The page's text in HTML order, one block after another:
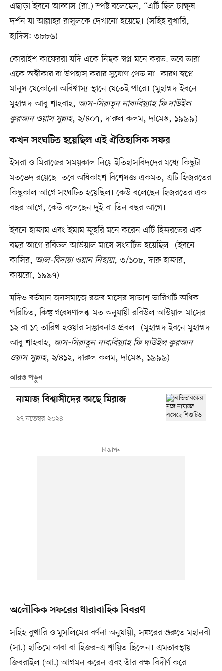
এছাড়া ইবনে আব্বাস (রা.) স্পষ্ট বলেছেন, “এটি ছিল চাক্ষুষ
দর্শন যা আল্লাহর রাসুলকে দেখানো হয়েছে। (সহিহ বুখারি,
হাদিস: ৩৮৮৬)।
কোরাইশ কাফেররা যদি একে নিছক স্বপ্ন মনে করত, তবে তারা
একে অস্বীকার বা উপহাস করার সুযোগ পেত না। কারণ স্বপ্নে
মানুষ যেকোনো অবিশ্বাস্য স্থানে যেতেই পারে। (মুহাম্মদ ইবনে
মুহাম্মদ আবু শাহবাহ, আস-সিরাতুন নাবাবিয়্যাহ ফি দাউইল
কুরআন ওয়াস সুন্নাহ, ২/৪০৭, দারুল কলম, দামেস্ক, ১৯৯৯)
কখন সংঘটিত হয়েছিল এই ঐতিহাসিক সফর
ইসরা ও মিরাজের সময়কাল নিয়ে ইতিহাসবিদদের মধ্যে কিছুটা
মতভেদ রয়েছে। তবে অধিকাংশ বিশেষজ্ঞ একমত, এটি হিজরতের
কিছুকাল আগে সংঘটিত হয়েছিল। কেউ বলেছেন হিজরতের এক
বছর আগে, কেউ বলেছেন দুই বা তিন বছর আগে।
ইবনে হাজাম এবং ইমাম জুহরি মনে করেন এটি হিজরতের এক
বছর আগে রবিউল আউয়াল মাসে সংঘটিত হয়েছিল। (ইবনে
কাসির, আল-বিদায়া ওয়ান নিহায়া, ৩/১০৮, দারু হাজার,
কায়রো, ১৯৯৭)
যদিও বর্তমান জনসমাজে রজব মাসের সাতাশ তারিখটি অধিক
পরিচিত, কিন্তু গবেষণালব্ধ মত অনুযায়ী রবিউল আউয়াল মাসের
১২ বা ১৭ তারিখ হওয়ার সম্ভাবনাও প্রবল। (মুহাম্মদ ইবনে মুহাম্মদ
আবু শাহবাহ, আস-সিরাতুন নাবাবিয়্যাহ ফি দাউইল কুরআন
ওয়াস সুন্নাহ, ২/৪১২, দারুল কলম, দামেস্ক, ১৯৯৯)
আরও পড়ুন
নামাজ বিশ্বাসীদের কাছে মিরাজ
২৭ নভেম্বর ২০২৪
অলৌকিক সফরের ধারাবাহিক বিবরণ
সহিহ বুখারি ও মুসলিমের বর্ণনা অনুযায়ী, সফরের শুরুতে মহানবী
(সা.) হাতিমে কাবা বা হিজর-এ শায়িত ছিলেন। এমতাবস্থায়
জিবরাইল (আ.) আগমন করেন এবং তাঁর বক্ষ বিদীর্ণ করে